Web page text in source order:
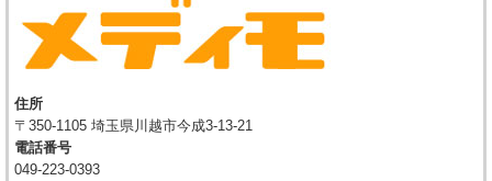
住所
〒350-1105 埼玉県川越市今成3-13-21
電話番号
049-223-0393